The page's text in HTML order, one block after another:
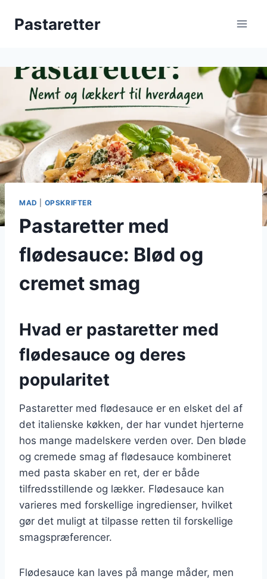
Pastaretter
MAD OPSKRIFTER
Pastaretter med
flødesauce: Blød og
cremet smag
Hvad er pastaretter med
flødesauce og deres
popularitet
Pastaretter med flødesauce er en elsket del af
det italienske køkken, der har vundet hjerterne
hos mange madelskere verden over. Den bløde
og cremede smag af flødesauce kombineret
med pasta skaber en ret, der er både
tilfredsstillende og lækker. Flødesauce kan
varieres med forskellige ingredienser, hvilket
gør det muligt at tilpasse retten til forskellige
smagspræferencer.
Flødesauce kan laves på mange måder, men